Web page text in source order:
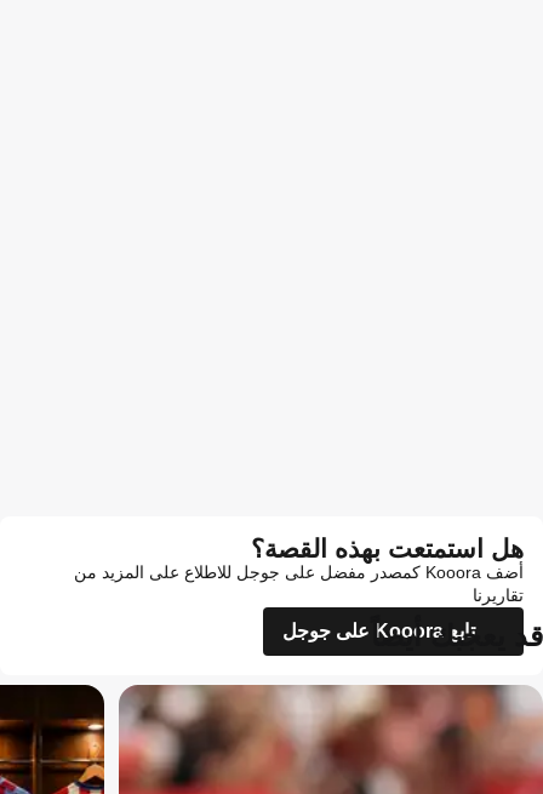
هل استمتعت بهذه القصة؟
أضف Kooora كمصدر مفضل على جوجل للاطلاع على المزيد من
تقاريرنا
تابع Kooora على جوجل
قد يعجبك أيضاً